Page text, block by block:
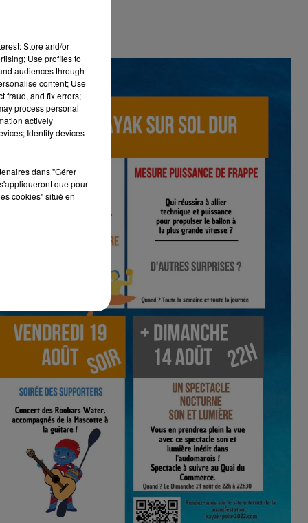
Store and/or
Use profiles to
audiences through
content; Use
fraud, and fix errors;
process personal
actively
Identify devices
dans "Gérer
que pour
cookies" situé en